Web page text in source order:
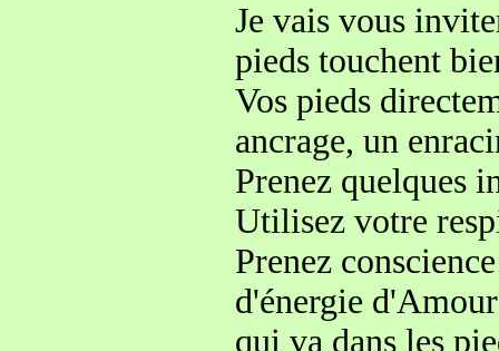
Je vais vous
pieds touchent
Vos pieds
ancrage, un
Prenez quelques
Utilisez votre
Prenez
d'énergie
qui va dans les